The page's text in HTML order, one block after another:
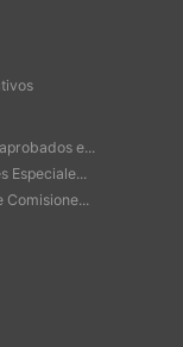
e...
Especiale...
Comisione...